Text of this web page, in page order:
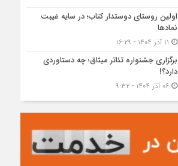
اولین روستای دوستدار کتاب؛ در سایه غیبت
نمادها
برگزاری جشنواره تئاتر میثاق؛ چه دستاوردی
دارد؟!
۰۶ آذر ۱۴۰۴ - ۹:۳۲